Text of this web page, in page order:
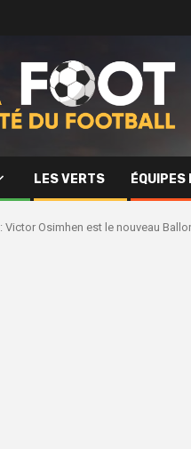
LES VERTS ÉQUIPES
Victor Osimhen est le nouveau